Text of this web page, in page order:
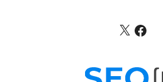
X Facebook